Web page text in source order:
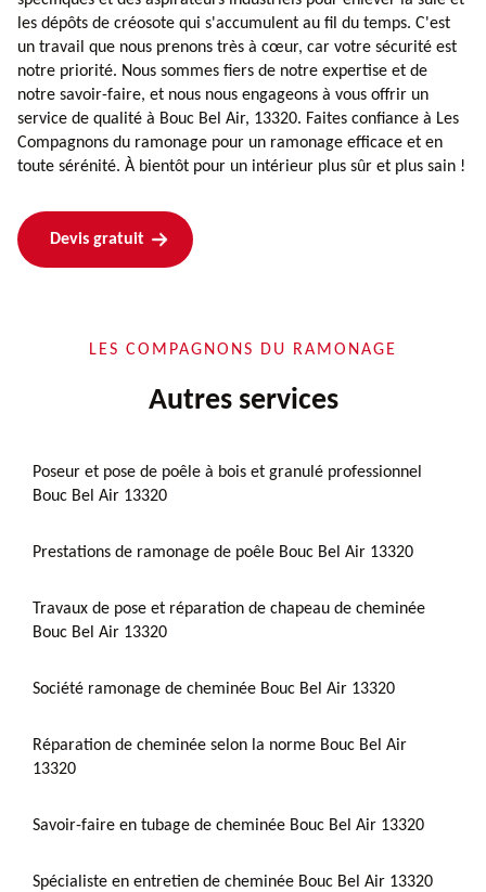
les dépôts de créosote qui s'accumulent au fil du temps. C'est
un travail que nous prenons très à cœur, car votre sécurité est
notre priorité. Nous sommes fiers de notre expertise et de
notre savoir-faire, et nous nous engageons à vous offrir un
service de qualité à Bouc Bel Air, 13320. Faites confiance à Les
Compagnons du ramonage pour un ramonage efficace et en
toute sérénité. À bientôt pour un intérieur plus sûr et plus sain !
Devis gratuit
LES COMPAGNONS DU RAMONAGE
Autres services
Poseur et pose de poêle à bois et granulé professionnel
Bouc Bel Air 13320
Prestations de ramonage de poêle Bouc Bel Air 13320
Travaux de pose et réparation de chapeau de cheminée
Bouc Bel Air 13320
Société ramonage de cheminée Bouc Bel Air 13320
Réparation de cheminée selon la norme Bouc Bel Air
13320
Savoir-faire en tubage de cheminée Bouc Bel Air 13320
Spécialiste en entretien de cheminée Bouc Bel Air 13320